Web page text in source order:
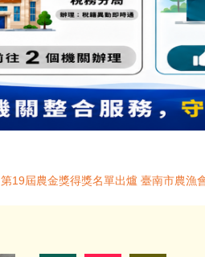
第19屆農金獎得獎名單出爐 臺南市農漁